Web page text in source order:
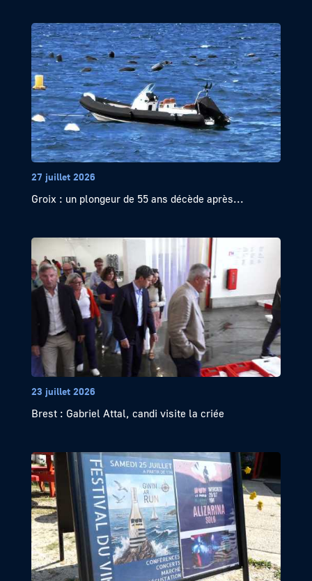
27 juillet 2026
Groix : un plongeur de 55 ans décède après...
23 juillet 2026
Brest : Gabriel Attal, candi visite la criée